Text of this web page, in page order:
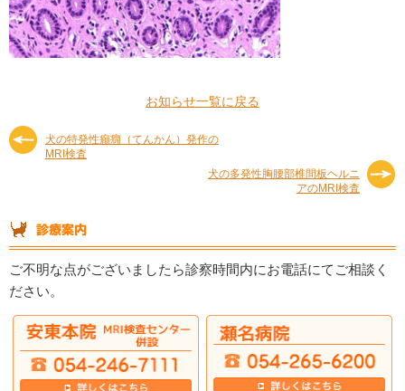
お知らせ一覧に戻る
犬の特発性癲癇（てんかん）発作の
MRI検査
犬の多発性胸腰部椎間板ヘルニ
アのMRI検査
ご不明な点がございましたら診察時間内にお電話にてご相談く
ださい。